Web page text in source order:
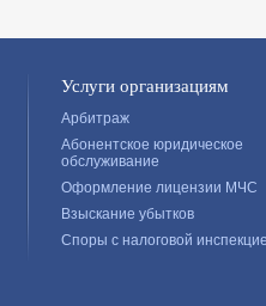
Услуги организациям
Арбитраж
Абонентское юридическое
обслуживание
Оформление лицензии МЧС
Взыскание убытков
Споры с налоговой